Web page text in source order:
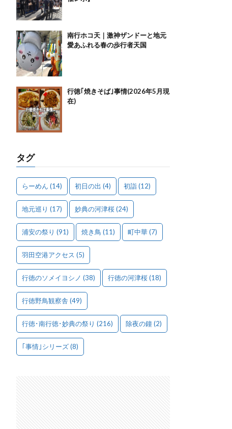
南行ホコ天｜激神ザンドーと地元
愛あふれる春の歩行者天国
行徳｢焼きそば｣事情(2026年5月現
在)
タグ
らーめん (14) 初日の出 (4) 初詣(12)
地元巡り (17) 妙典の河津桜(24)
浦安の祭り (91) 焼き鳥 (11) 町中華(7)
羽田空港アクセス (5)
行徳のソメイヨシノ (38) 行徳の河津桜(18)
行徳野鳥観察舎 (49)
行徳･南行徳･妙典の祭り (216) 除夜の鐘(2)
｢事情｣シリーズ(8)